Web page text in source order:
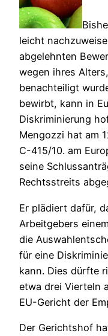
leicht
abgelehnten
wegen ihres
benachteiligt
bewirbt, kann in
Diskriminierung
Mengozzi hat am
C-415/10. am
seine
Rechtsstreits
Er plädiert dafür,
Arbeitgebers
die
für eine
kann. Dies dürfte
etwa drei Vierteln
EU-Gericht der
Der Gerichtshof